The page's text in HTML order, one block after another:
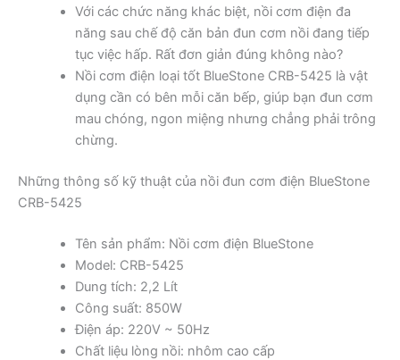
Với các chức năng khác biệt, nồi cơm điện đa
năng sau chế độ căn bản đun cơm nồi đang tiếp
tục việc hấp. Rất đơn giản đúng không nào?
Nồi cơm điện loại tốt BlueStone CRB-5425 là vật
dụng cần có bên mỗi căn bếp, giúp bạn đun cơm
mau chóng, ngon miệng nhưng chẳng phải trông
chừng.
Những thông số kỹ thuật của nồi đun cơm điện BlueStone
CRB-5425
Tên sản phẩm: Nồi cơm điện BlueStone
Model: CRB-5425
Dung tích: 2,2 Lít
Công suất: 850W
Điện áp: 220V ~ 50Hz
Chất liệu lòng nồi: nhôm cao cấp